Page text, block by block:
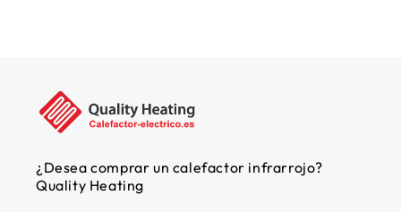
¿Desea comprar un calefactor infrarrojo?
Quality Heating